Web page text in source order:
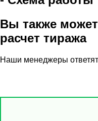
Вы также
расчет тиража
Наши менеджеры